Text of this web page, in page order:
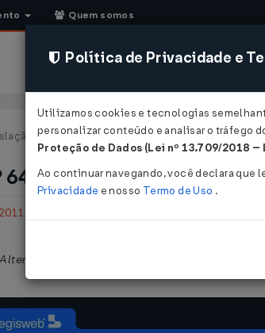
Quem somos
CONSULTORIA
Estadual - Rondônia
642 de 13/12/2011
Altera redação do parágrafo único do art. 5º, da
Política de Privacidade e
Utilizamos cookies e tecnologias
personalizar conteúdo e analisar o tráfego
Proteção de Dados (Lei nº 13.709/2018 –
Ao continuar navegando, você declara que
Privacidade e nosso Termo de Uso .